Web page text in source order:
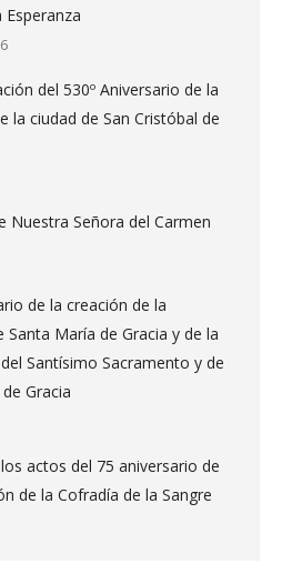
Esperanza
del 530º Aniversario de la
la ciudad de San Cristóbal de
Nuestra Señora del Carmen
de la creación de la
Santa María de Gracia y de la
Santísimo Sacramento y de
Gracia
actos del 75 aniversario de
de la Cofradía de la Sangre